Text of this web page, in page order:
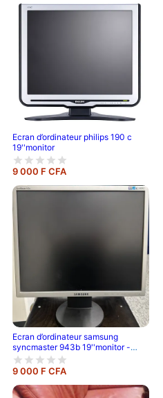
Ecran d’ordinateur philips 190 c
19''monitor
9 000 F CFA
Ecran d’ordinateur samsung
syncmaster 943b 19''monitor -
black
9 000 F CFA